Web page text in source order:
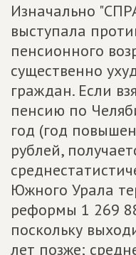
Изначально
выступала
пенсионного
существенно
граждан. Если
пенсию по
год (год
рублей,
Южного Урала
реформы 1 269
поскольку
лет позже;